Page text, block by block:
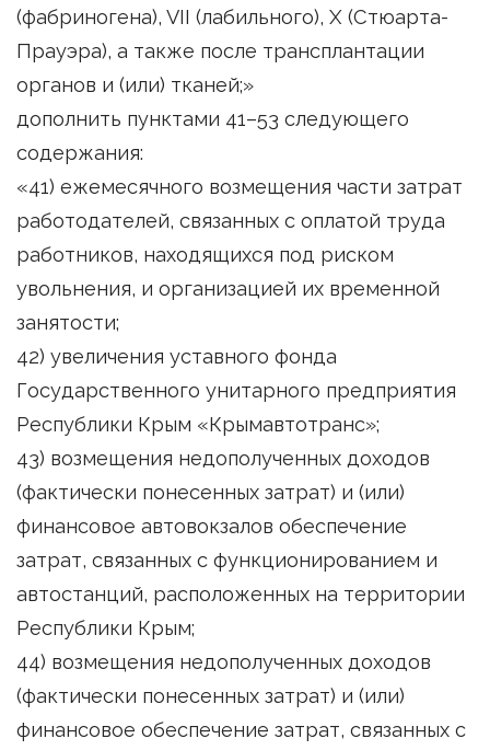
(фабриногена), VII (лабильного), X (Стюарта-
Прауэра), а также после трансплантации
органов и (или) тканей;»
дополнить пунктами 41–53 следующего
содержания:
«41) ежемесячного возмещения части затрат
работодателей, связанных с оплатой труда
работников, находящихся под риском
увольнения, и организацией их временной
занятости;
42) увеличения уставного фонда
Государственного унитарного предприятия
Республики Крым «Крымавтотранс»;
43) возмещения недополученных доходов
(фактически понесенных затрат) и (или)
финансовое автовокзалов обеспечение
затрат, связанных с функционированием и
автостанций, расположенных на территории
Республики Крым;
44) возмещения недополученных доходов
(фактически понесенных затрат) и (или)
финансовое обеспечение затрат, связанных с